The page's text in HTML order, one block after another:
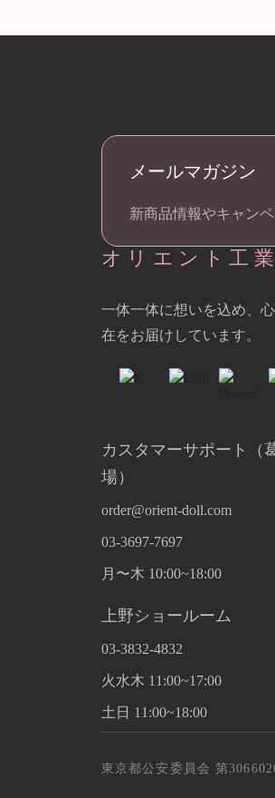
メールマガジン
新商品情報やキャン
オリエント工業
一体一体に想いを込め、
在をお届けしています。
カスタマーサポート（
場）
order@orient-doll.com
03-3697-7697
月〜木 10:00~18:00
上野ショールーム
03-3832-4832
火水木 11:00~17:00
土日 11:00~18:00
東京都公安委員会 第